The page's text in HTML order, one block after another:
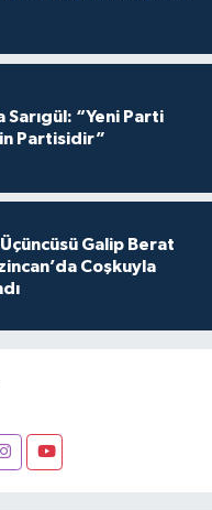
Sarıgül: “Yeni Parti
Partisidir”
Galip Berat
Coşkuyla